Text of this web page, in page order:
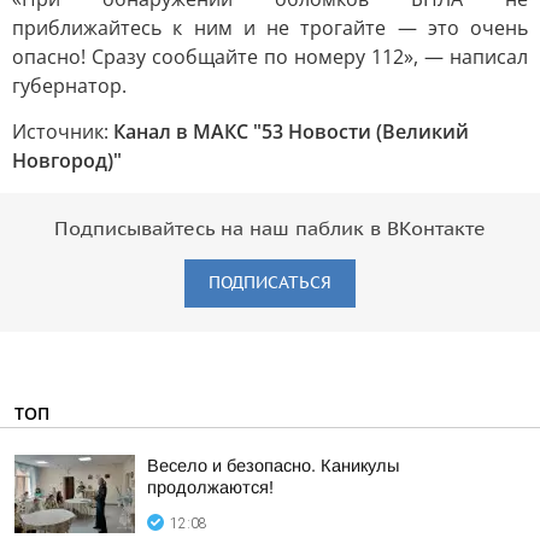
приближайтесь к ним и не трогайте — это очень
опасно! Сразу сообщайте по номеру 112», — написал
губернатор.
Источник: Канал в МАКС "53 Новости (Великий
Новгород)"
Подписывайтесь на наш паблик в ВКонтакте
ПОДПИСАТЬСЯ
ТОП
Весело и безопасно. Каникулы
продолжаются!
12:08